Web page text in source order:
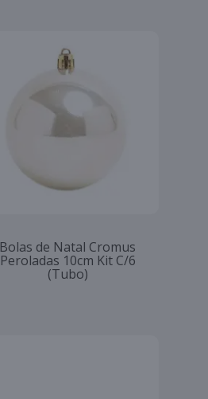
Bolas de Natal Cromus
Peroladas 10cm Kit C/6
(Tubo)